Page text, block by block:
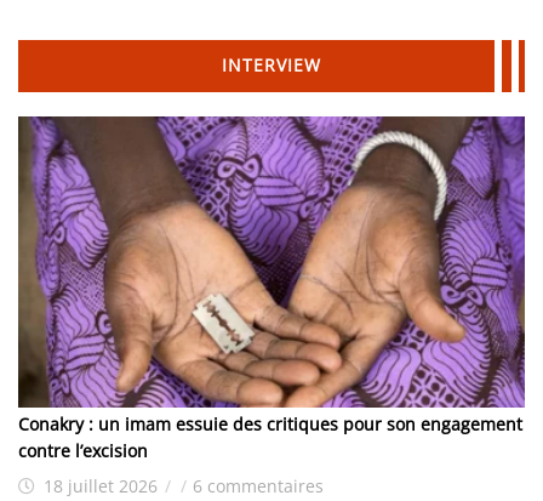
INTERVIEW
Conakry : un imam essuie des critiques pour son engagement
contre l’excision
18 juillet 2026 / / 6 commentaires